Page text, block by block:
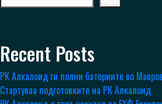
Recent Posts
РК Алкалоид ги полни батериите во
Стартуваа подготовките на РК Алкалоид